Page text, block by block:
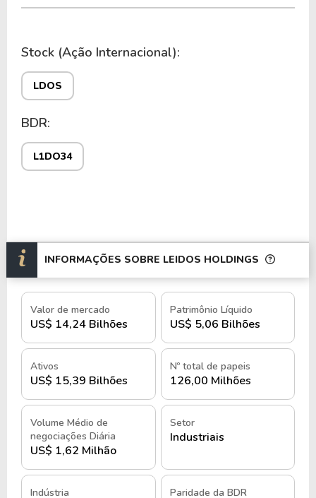
Stock (Ação Internacional):
LDOS
BDR:
L1DO34
INFORMAÇÕES SOBRE LEIDOS HOLDINGS
Valor de mercado
US$ 14,24 Bilhões
Patrimônio Líquido
US$ 5,06 Bilhões
Ativos
US$ 15,39 Bilhões
Nº total de papeis
126,00 Milhões
Volume Médio de
negociações Diária
US$ 1,62 Milhão
Setor
Industriais
Indústria Paridade da BDR